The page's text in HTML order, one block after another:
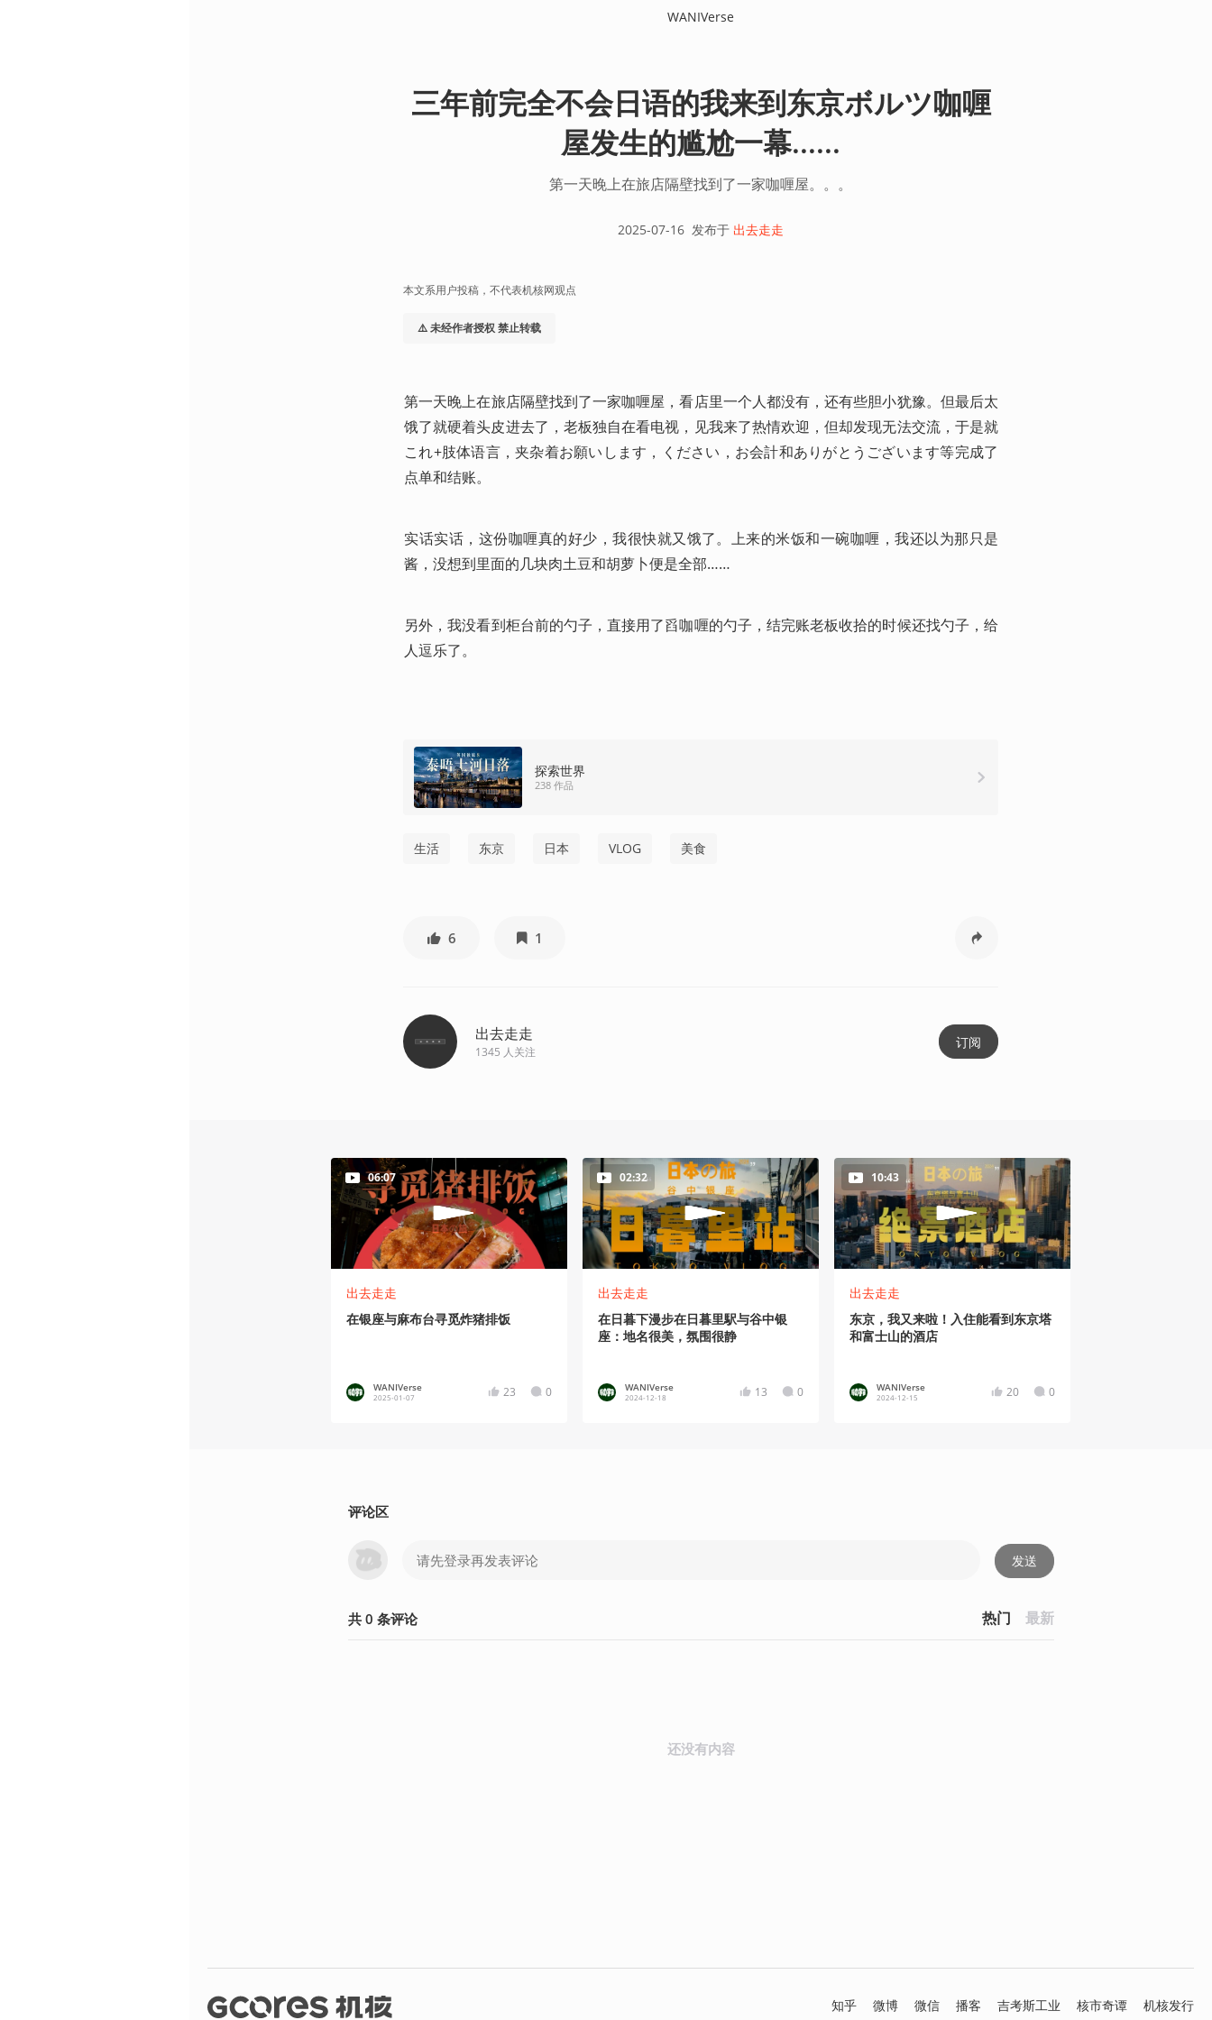
WANIVerse
三年前完全不会日语的我来到东京ボルツ咖喱
屋发生的尴尬一幕......
第一天晚上在旅店隔壁找到了一家咖喱屋。。。
2025-07-16 发布于 出去走走
本文系用户投稿，不代表机核网观点
⚠️ 未经作者授权 禁止转载
​第一天晚上在旅店隔壁找到了一家咖喱屋，看店里一个人都没有，还有些胆小犹豫。但最后太
饿了就硬着头皮进去了，老板独自在看电视，见我来了热情欢迎，但却发现无法交流，于是就
これ+肢体语言，夹杂着お願いします，ください，お会計和ありがとうございます等完成了
点单和结账。
​实话实话，这份咖喱真的好少，我很快就又饿了。上来的米饭和一碗咖喱，我还以为那只是
酱，没想到里面的几块肉土豆和胡萝卜便是全部……
​另外，我没看到柜台前的勺子，直接用了舀咖喱的勺子，结完账老板收拾的时候还找勺子，给
人逗乐了。
探索世界
238 作品
生活 东京 日本 VLOG 美食
6 1
出去走走
1345 人关注
订阅
06:07
出去走走
在银座与麻布台寻觅炸猪排饭
WANIVerse
2025-01-07 23 0
02:32
出去走走
在日暮下漫步在日暮里駅与谷中银
座：地名很美，氛围很静
WANIVerse
2024-12-18 13 0
10:43
出去走走
东京，我又来啦！入住能看到东京塔
和富士山的酒店
WANIVerse
2024-12-15 20 0
评论区
发送
共 0 条评论 热门 最新
还没有内容
知乎 微博 微信 播客 吉考斯工业 核市奇谭
机核发行